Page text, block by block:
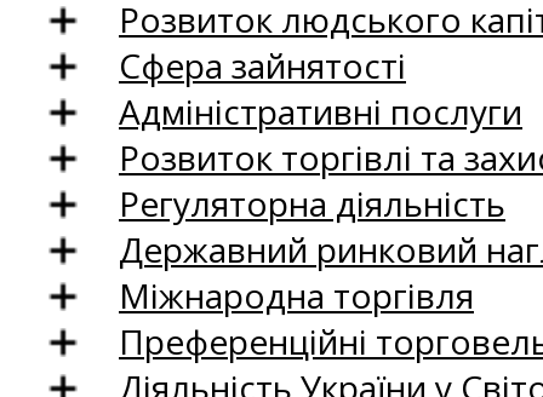
Розвиток людського
Сфера зайнятості
Адміністративні послуги
Розвиток торгівлі та
Регуляторна діяльність
Державний ринковий
Міжнародна торгівля
Преференційні
Діяльність України у